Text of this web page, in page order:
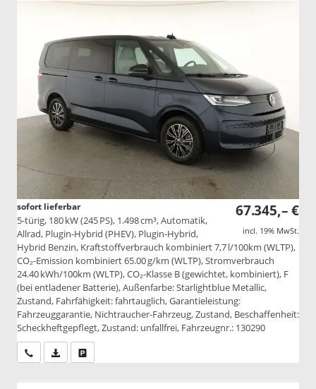
67.345,– €
incl. 19% MwSt.
sofort lieferbar
5-türig, 180 kW (245 PS), 1.498 cm³, Automatik,
Allrad, Plugin-Hybrid (PHEV), Plugin-Hybrid,
Hybrid Benzin, Kraftstoffverbrauch kombiniert 7,7 l/100km (WLTP),
CO₂-Emission kombiniert 65.00 g/km (WLTP), Stromverbrauch
24.40 kWh/100km (WLTP), CO₂-Klasse B (gewichtet, kombiniert), F
(bei entladener Batterie), Außenfarbe: Starlightblue Metallic,
Zustand, Fahrfähigkeit: fahrtauglich, Garantieleistung:
Fahrzeuggarantie, Nichtraucher-Fahrzeug, Zustand, Beschaffenheit:
Scheckheftgepflegt, Zustand: unfallfrei, Fahrzeugnr.: 130290
Wir rufen Sie anPDF-Datei, Fahrzeugexposé drucken